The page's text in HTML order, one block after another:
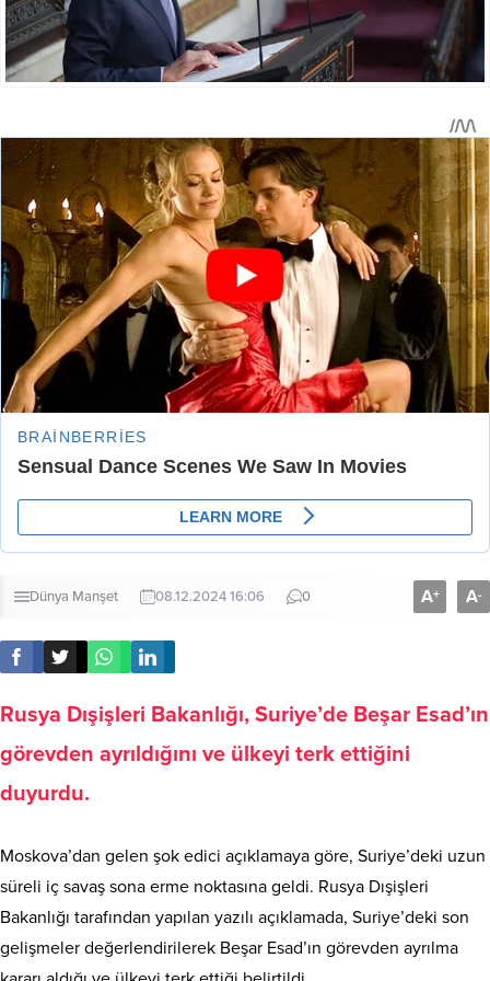
Dünya Manşet 08.12.2024 16:06 0 A+ A-
Rusya Dışişleri Bakanlığı, Suriye’de Beşar Esad’ın
görevden ayrıldığını ve ülkeyi terk ettiğini
duyurdu.
Moskova’dan gelen şok edici açıklamaya göre, Suriye’deki uzun
süreli iç savaş sona erme noktasına geldi. Rusya Dışişleri
Bakanlığı tarafından yapılan yazılı açıklamada, Suriye’deki son
gelişmeler değerlendirilerek Beşar Esad’ın görevden ayrılma